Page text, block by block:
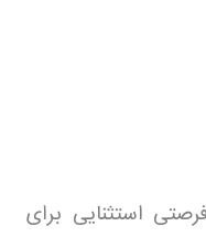
استثنایی برای